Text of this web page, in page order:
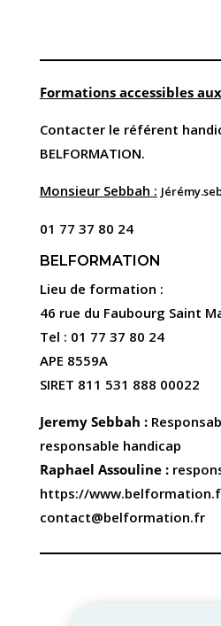
Formations accessibles aux
Contacter le référent
BELFORMATION.
Monsieur Sebbah :
01 77 37 80 24
BELFORMATION
Lieu de formation :
46 rue du Faubourg Saint
Tel : 01 77 37 80 24
APE 8559A
SIRET 811 531 888 00022
Jeremy Sebbah :
responsable handicap
Raphael Assouline :
https://
contact@belformation.fr